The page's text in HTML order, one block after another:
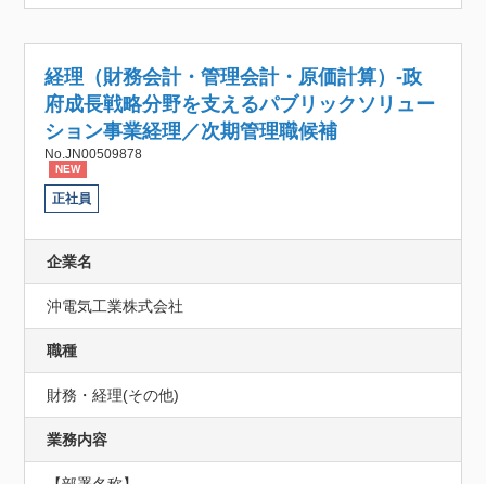
経理（財務会計・管理会計・原価計算）-政
府成長戦略分野を支えるパブリックソリュー
ション事業経理／次期管理職候補
No.JN00509878
NEW
正社員
企業名
沖電気工業株式会社
職種
財務・経理(その他)
業務内容